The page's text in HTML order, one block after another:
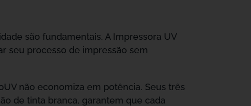
são fundamentais. A Impressora UV
seu processo de impressão sem
não economiza em potência. Seus três
de tinta branca, garantem que cada